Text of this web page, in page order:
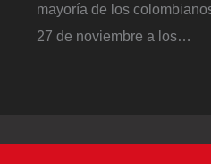
mayoría de los
27 de noviembre a los…